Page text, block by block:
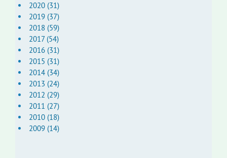
2020 (31)
2019 (37)
2018 (59)
2017 (54)
2016 (31)
2015 (31)
2014 (34)
2013 (24)
2012 (29)
2011 (27)
2010 (18)
2009 (14)